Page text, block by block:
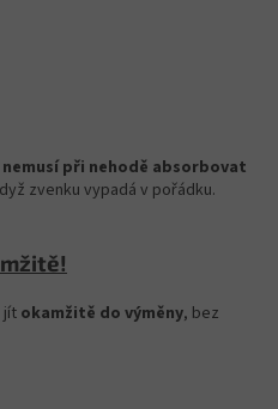
při nehodě absorbovat
zvenku vypadá v pořádku.
jít okamžitě do výměny, bez